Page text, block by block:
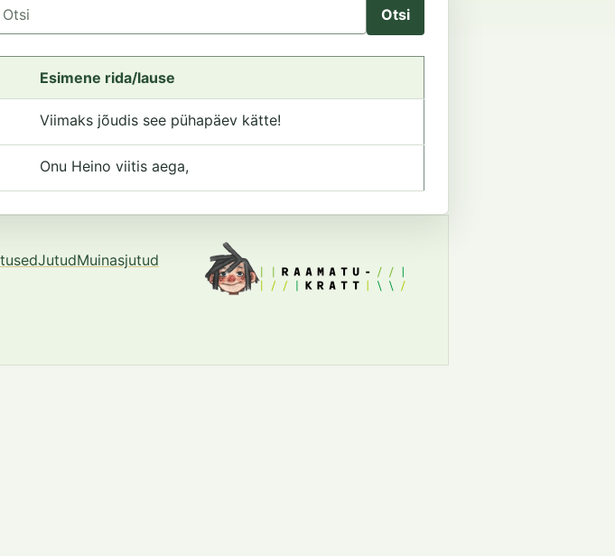
Esimene rida/lause
Viimaks jõudis see pühapäev kätte!
Onu Heino viitis aega,
JutudMuinasjutud